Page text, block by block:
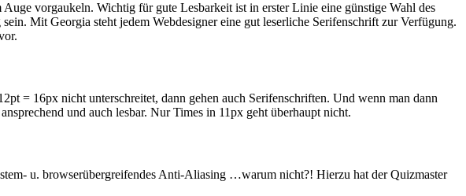
vorgaukeln. Wichtig für gute Lesbarkeit ist in erster Linie eine günstige Wahl des
Mit Georgia steht jedem Webdesigner eine gut leserliche Serifenschrift zur Verfügung.
= 16px nicht unterschreitet, dann gehen auch Serifenschriften. Und wenn man dann
und auch lesbar. Nur Times in 11px geht überhaupt nicht.
u. browserübergreifendes Anti-Aliasing …warum nicht?! Hierzu hat der Quizmaster